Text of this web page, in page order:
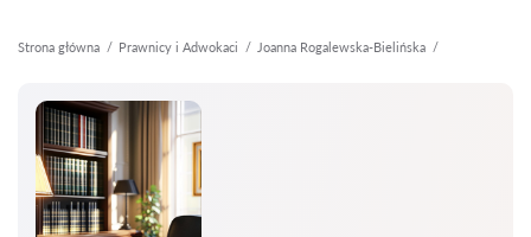
Strona główna Prawnicy i Adwokaci Joanna Rogalewska-Bielińska